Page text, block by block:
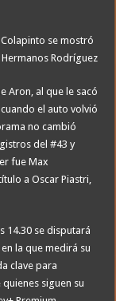
se mostró
Rodríguez
Aron, al que le sacó
el auto volvió
no cambió
del #43 y
fue Max
a Oscar Piastri,
14.30 se disputará
la que medirá su
clave para
siguen su